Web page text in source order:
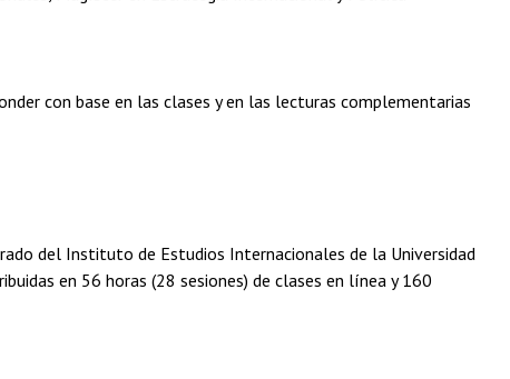
con base en las clases y en las lecturas complementarias
del Instituto de Estudios Internacionales de la Universidad
en 56 horas (28 sesiones) de clases en línea y 160